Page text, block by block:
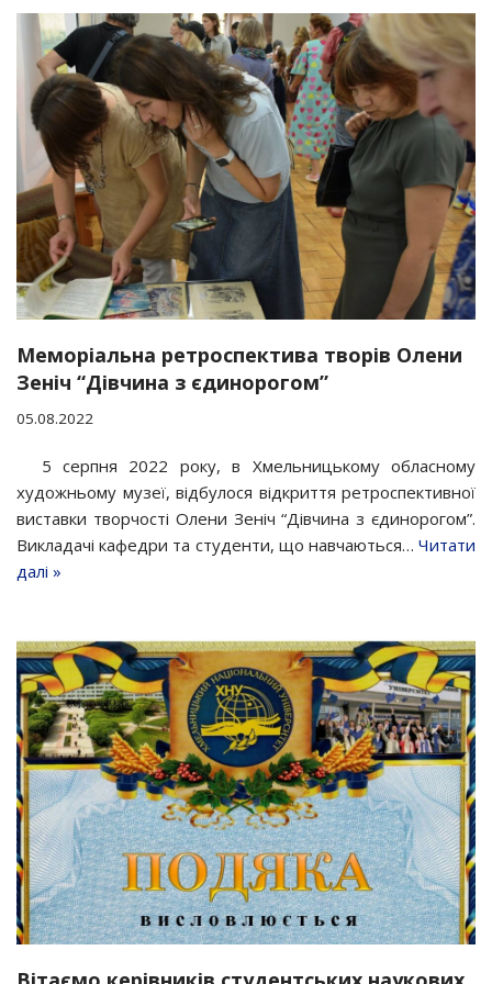
Меморіальна ретроспектива творів Олени
Зеніч “Дівчина з єдинорогом”
05.08.2022
5 серпня 2022 року, в Хмельницькому обласному
художньому музеї, відбулося відкриття ретроспективної
виставки творчості Олени Зеніч “Дівчина з єдинорогом”.
Викладачі кафедри та студенти, що навчаються… Читати
далі »